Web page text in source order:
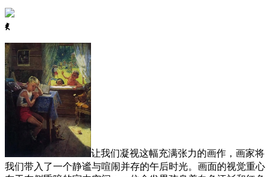
ꈅ
让我们凝视这幅充满张力的画作，画家将
我们带入了一个静谧与喧闹并存的午后时光。画面的视觉重心